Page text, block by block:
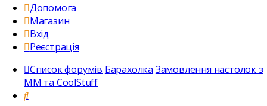
Допомога
Магазин
Вхід
Реєстрація
Список форумів Барахолка Замовлення настолок з
ММ та CoolStuff
Пошук